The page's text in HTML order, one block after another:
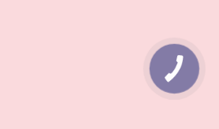
КНОПКА
ЗВ'ЯЗКУ